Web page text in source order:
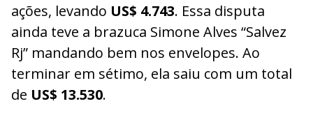
ações, levando US$ 4.743. Essa disputa
ainda teve a brazuca Simone Alves “Salvez
Rj” mandando bem nos envelopes. Ao
terminar em sétimo, ela saiu com um total
de US$ 13.530.